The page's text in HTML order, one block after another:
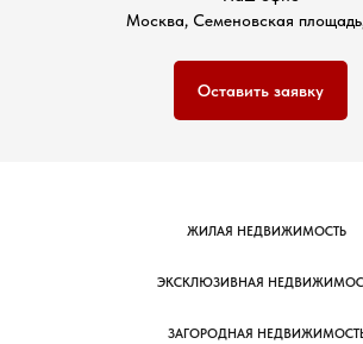
Москва, Семеновская
Оставить заявку
ЖИЛАЯ НЕДВИЖИМОСТЬ
ЭКСКЛЮЗИВНАЯ
ЗАГОРОДНАЯ